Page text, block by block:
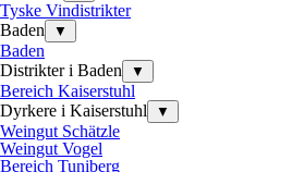
Tyske Vindistrikter
Baden
▼
Baden
Distrikter i Baden
▼
Bereich Kaiserstuhl
Dyrkere i Kaiserstuhl
▼
Weingut Schätzle
Weingut Vogel
Bereich Tuniberg